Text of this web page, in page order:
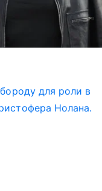
для роли в
Нолана.